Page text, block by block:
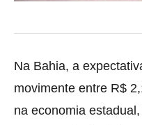
Na Bahia, a
movimente entre R$
na economia